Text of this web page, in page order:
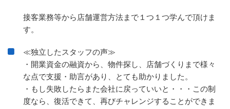
接客業務等から店舗運営方法まで１つ１つ学んで頂けま
す。
≪独立したスタッフの声≫
・開業資金の融資から、物件探し、店舗づくりまで様々
な点で支援・助言があり、とても助かりました。
・もし失敗したらまた会社に戻っていいと・・・この制
度なら、復活できて、再びチャレンジすることができま